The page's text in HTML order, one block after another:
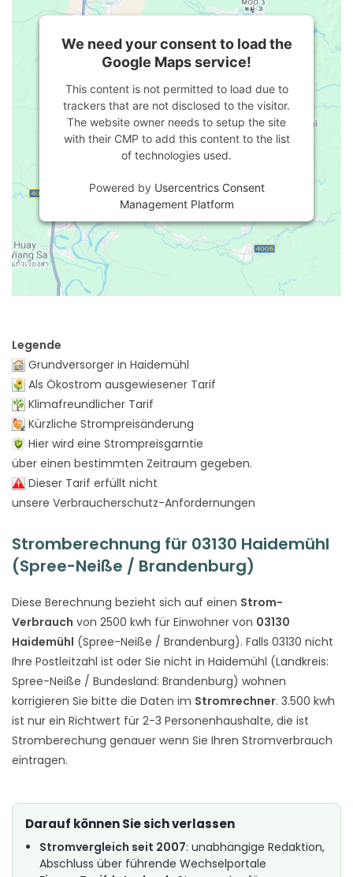
We need your consent to load the
Google Maps service!
This content is not permitted to load due to
trackers that are not disclosed to the visitor.
The website owner needs to setup the site
with their CMP to add this content to the list
of technologies used.
Powered by Usercentrics Consent
Management Platform
Legende
Grundversorger in Haidemühl
Als Ökostrom ausgewiesener Tarif
Klimafreundlicher Tarif
Kürzliche Strompreisänderung
Hier wird eine Strompreisgarntie
über einen bestimmten Zeitraum gegeben.
Dieser Tarif erfüllt nicht
unsere Verbraucherschutz-Anfordernungen
Stromberechnung für 03130 Haidemühl
(Spree-Neiße / Brandenburg)
Diese Berechnung bezieht sich auf einen Strom-
Verbrauch von 2500 kwh für Einwohner von 03130
Haidemühl (Spree-Neiße / Brandenburg). Falls 03130 nicht
Ihre Postleitzahl ist oder Sie nicht in Haidemühl (Landkreis:
Spree-Neiße / Bundesland: Brandenburg) wohnen
korrigieren Sie bitte die Daten im Stromrechner. 3.500 kwh
ist nur ein Richtwert für 2-3 Personenhaushalte, die ist
Stromberechung genauer wenn Sie Ihren Stromverbrauch
eintragen.
Darauf können Sie sich verlassen
Stromvergleich seit 2007: unabhängige Redaktion,
Abschluss über führende Wechselportale